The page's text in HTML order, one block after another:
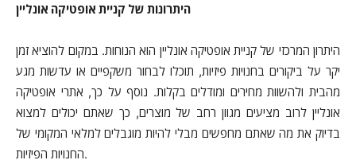
היתרונות של קניית אופטיקה אונליין
היתרון המרכזי של קניית אופטיקה אונליין הוא הנוחות. במקום להוציא זמן
יקר על ביקורים בחנויות פיזיות, תוכלו לבחור משקפיים או עדשות מגע
מהבית ולהשוות מחירים ומודלים בקלות. נוסף על כך, אתרי אופטיקה
אונליין לרוב מציעים מגוון רחב של מוצרים, כך שאתם יכולים למצוא
בדיוק את מה שאתם מחפשים מבלי להיות מוגבלים למלאי המקומי של
החנויות הפיזיות.